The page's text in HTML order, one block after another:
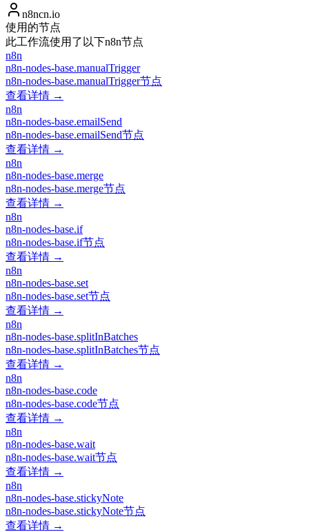
n8ncn.io
使用的节点
此工作流使用了以下n8n节点
n8n
n8n-nodes-base.manualTrigger
n8n-nodes-base.manualTrigger节点
查看详情 →
n8n
n8n-nodes-base.emailSend
n8n-nodes-base.emailSend节点
查看详情 →
n8n
n8n-nodes-base.merge
n8n-nodes-base.merge节点
查看详情 →
n8n
n8n-nodes-base.if
n8n-nodes-base.if节点
查看详情 →
n8n
n8n-nodes-base.set
n8n-nodes-base.set节点
查看详情 →
n8n
n8n-nodes-base.splitInBatches
n8n-nodes-base.splitInBatches节点
查看详情 →
n8n
n8n-nodes-base.code
n8n-nodes-base.code节点
查看详情 →
n8n
n8n-nodes-base.wait
n8n-nodes-base.wait节点
查看详情 →
n8n
n8n-nodes-base.stickyNote
n8n-nodes-base.stickyNote节点
查看详情 →